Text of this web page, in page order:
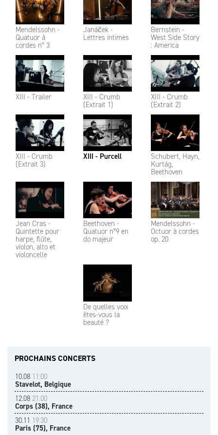
Mendelssohn -
Quatuor à
cordes n° 3
Janáček -
Lettres intimes
Bernstein -
West Side Story
: America
XIII - Trailer
XIII - Crumb
(Extrait 1)
XIII - Crumb
(Extrait 2)
XIII - Crumb
(Extrait 3)
XIII - Purcell
Schubert, Hayn,
Kurtág,
Beethoven
Jean Cras -
Quintette pour
harpe, flûte,
violon, alto et
violoncelle
Beethoven -
Quatuor n°9 en
do majeur
Mendelssohn -
Octuor à cordes
op. 20
De quelles voix
êtes-vous la
beauté ?
PROCHAINS CONCERTS
10.08 11:00
Stavelot, Belgique
12.08 21:00
Corps (38), France
30.11 19:30
Paris (75), France